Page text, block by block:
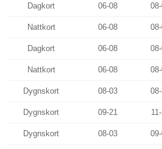
Dagkort 06-08
Nattkort 06-08
Dagkort 06-08
Nattkort 06-08
Dygnskort 08-03
Dygnskort 09-21
Dygnskort 08-03